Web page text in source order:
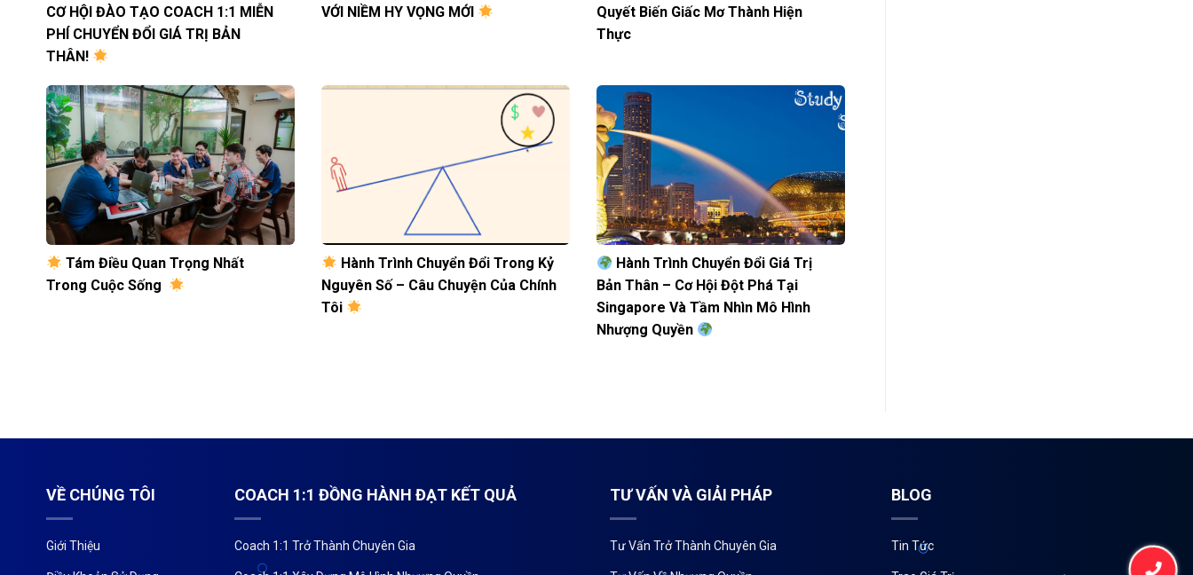
CƠ HỘI ĐÀO TẠO COACH 1:1 MIỄN
PHÍ CHUYỂN ĐỔI GIÁ TRỊ BẢN
THÂN!
VỚI NIỀM HY VỌNG MỚI
Quyết Biến Giấc Mơ Thành Hiện
Thực
Tám Điều Quan Trọng Nhất
Trong Cuộc Sống
Hành Trình Chuyển Đổi Trong Kỷ
Nguyên Số – Câu Chuyện Của Chính
Tôi
Hành Trình Chuyển Đổi Giá Trị
Bản Thân – Cơ Hội Đột Phá Tại
Singapore Và Tầm Nhìn Mô Hình
Nhượng Quyền
VỀ CHÚNG TÔI
Giới Thiệu
COACH 1:1 ĐỒNG HÀNH ĐẠT KẾT QUẢ
Coach 1:1 Trở Thành Chuyên Gia
TƯ VẤN VÀ GIẢI PHÁP
Tư Vấn Trở Thành Chuyên Gia
BLOG
Tin Tức